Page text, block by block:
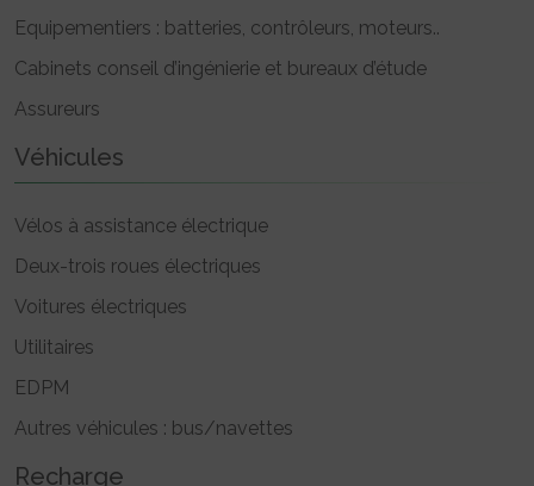
Equipementiers : batteries, contrôleurs, moteurs..
Cabinets conseil d’ingénierie et bureaux d’étude
Assureurs
Véhicules
Vélos à assistance électrique
Deux-trois roues électriques
Voitures électriques
Utilitaires
EDPM
Autres véhicules : bus/navettes
Recharge